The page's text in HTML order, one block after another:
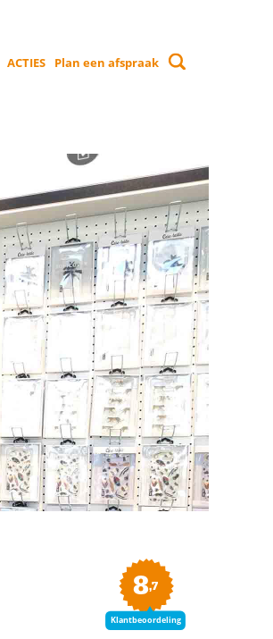
ACTIES Plan een afspraak
8,7
Klantbeoordeling